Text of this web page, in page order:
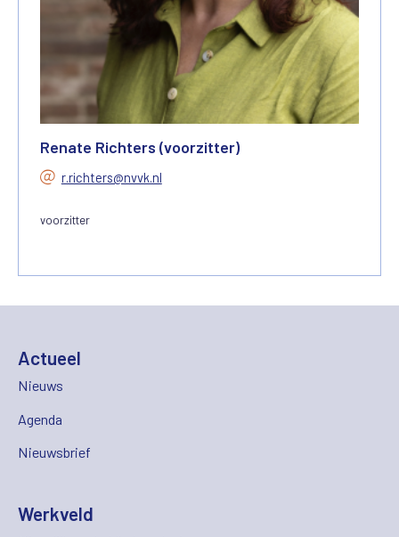
Renate Richters (voorzitter)
r.richters@nvvk.nl
voorzitter
Actueel
Nieuws
Agenda
Nieuwsbrief
Werkveld